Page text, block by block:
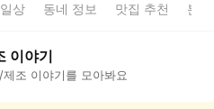
상 동네 정보 맛집 추천 분
이야기
제조 이야기를 모아봐요